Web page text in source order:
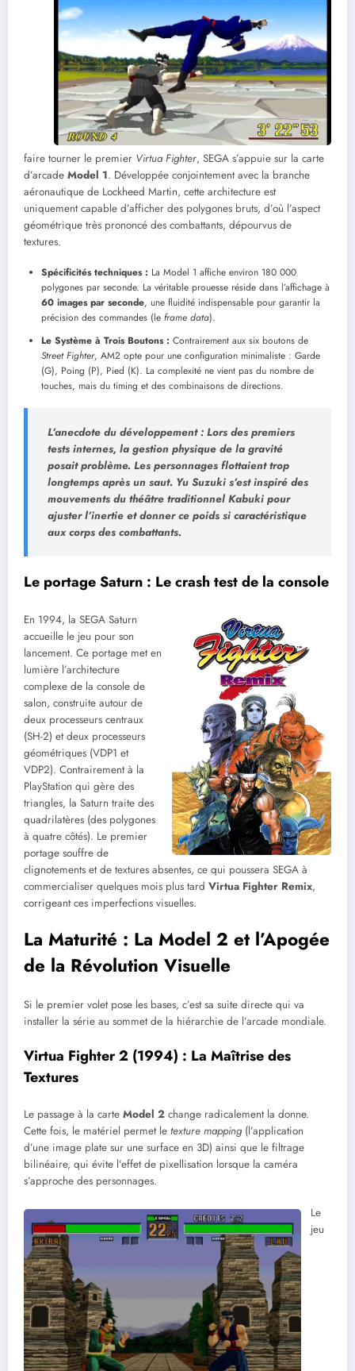
faire tourner le premier Virtua Fighter, SEGA s’appuie sur la carte
d’arcade Model 1. Développée conjointement avec la branche
aéronautique de Lockheed Martin, cette architecture est
uniquement capable d’afficher des polygones bruts, d’où l’aspect
géométrique très prononcé des combattants, dépourvus de
textures.
Spécificités techniques : La Model 1 affiche environ 180 000
polygones par seconde. La véritable prouesse réside dans l’affichage à
60 images par seconde, une fluidité indispensable pour garantir la
précision des commandes (le frame data).
Le Système à Trois Boutons : Contrairement aux six boutons de
Street Fighter, AM2 opte pour une configuration minimaliste : Garde
(G), Poing (P), Pied (K). La complexité ne vient pas du nombre de
touches, mais du timing et des combinaisons de directions.
L’anecdote du développement : Lors des premiers
tests internes, la gestion physique de la gravité
posait problème. Les personnages flottaient trop
longtemps après un saut. Yu Suzuki s’est inspiré des
mouvements du théâtre traditionnel Kabuki pour
ajuster l’inertie et donner ce poids si caractéristique
aux corps des combattants.
Le portage Saturn : Le crash test de la console
En 1994, la SEGA Saturn
accueille le jeu pour son
lancement. Ce portage met en
lumière l’architecture
complexe de la console de
salon, construite autour de
deux processeurs centraux
(SH-2) et deux processeurs
géométriques (VDP1 et
VDP2). Contrairement à la
PlayStation qui gère des
triangles, la Saturn traite des
quadrilatères (des polygones
à quatre côtés). Le premier
portage souffre de
clignotements et de textures absentes, ce qui poussera SEGA à
commercialiser quelques mois plus tard Virtua Fighter Remix,
corrigeant ces imperfections visuelles.
La Maturité : La Model 2 et l’Apogée
de la Révolution Visuelle
Si le premier volet pose les bases, c’est sa suite directe qui va
installer la série au sommet de la hiérarchie de l’arcade mondiale.
Virtua Fighter 2 (1994) : La Maîtrise des
Textures
Le passage à la carte Model 2 change radicalement la donne.
Cette fois, le matériel permet le texture mapping(l’application
d’une image plate sur une surface en 3D) ainsi que le filtrage
bilinéaire, qui évite l’effet de pixellisation lorsque la caméra
s’approche des personnages.
Le
jeu